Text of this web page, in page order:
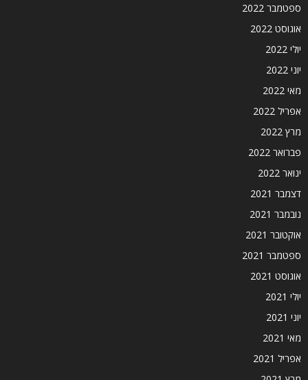
ספטמבר 2022
אוגוסט 2022
יולי 2022
יוני 2022
מאי 2022
אפריל 2022
מרץ 2022
פברואר 2022
ינואר 2022
דצמבר 2021
נובמבר 2021
אוקטובר 2021
ספטמבר 2021
אוגוסט 2021
יולי 2021
יוני 2021
מאי 2021
אפריל 2021